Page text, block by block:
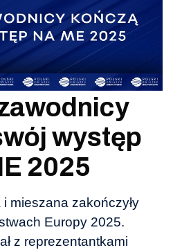
występ
2025
mieszana zakończyły
Europy 2025.
z reprezentantkami